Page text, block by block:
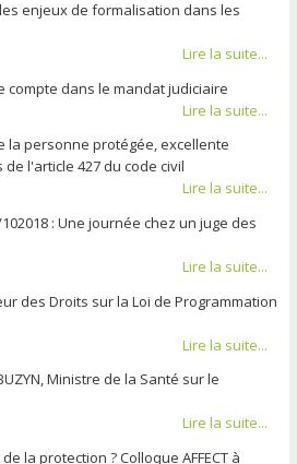
enjeux de formalisation dans les
Lire la suite...
compte dans le mandat judiciaire
Lire la suite...
la personne protégée, excellente
l'article 427 du code civil
Lire la suite...
: Une journée chez un juge des
Lire la suite...
des Droits sur la Loi de Programmation
Lire la suite...
Ministre de la Santé sur le
Lire la suite...
la protection ? Colloque AFFECT à